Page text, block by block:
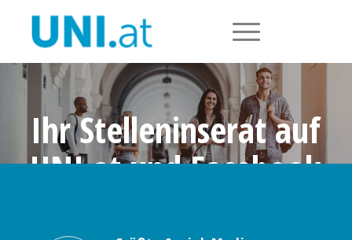
Ihr Stelleninserat auf
UNI.at und Facebook